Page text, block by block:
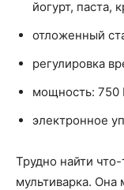
йогурт, паста,
отложенный
регулировка
мощность: 750
электронное
Трудно найти
мультиварка. Она